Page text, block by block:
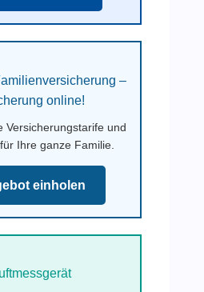
–
online!
Versicherungstarife und
Ihre ganze Familie.
einholen